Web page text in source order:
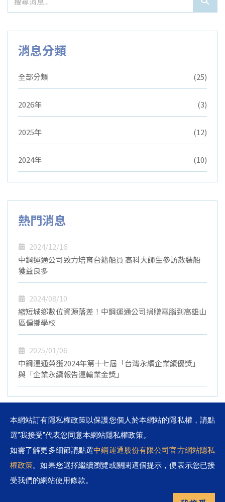
消息分類
全部分類 (25)
2026年 (3)
2025年 (12)
2024年 (10)
熱門消息
2024/12/16
中鋼運通公司致力培育台籍船員 高科大師生參訪散裝船
獲益良多
2024/08/10
縮短城鄉數位資源落差！中鋼運通公司捐贈電腦到高雄山
區偏鄉學校
2025/01/06
中鋼運通榮獲2024年第十七屆「台灣永續企業績優獎」
與「企業永續報告運輸業金獎」
地址：806高雄市前鎮區成功二路88號24樓
電話：886 7 3378888
本網站訂有隱私權政策以保護您個人於本網站的隱私權，請點
選”我接受”代表您同意本網站隱私權政策。
如需了解更多細節請點選中鋼運通股份有限公司官方網站隱私
權政策。如果您選擇繼續瀏覽或關閉這個提示，便表示您已接
受我們的網站使用條款。